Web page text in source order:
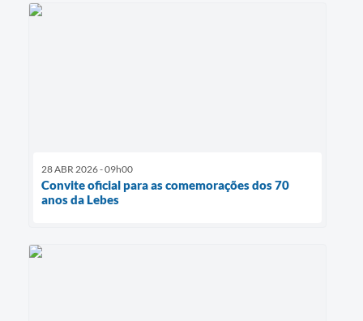
28 ABR 2026 - 09h00
Convite oficial para as comemorações dos 70
anos da Lebes